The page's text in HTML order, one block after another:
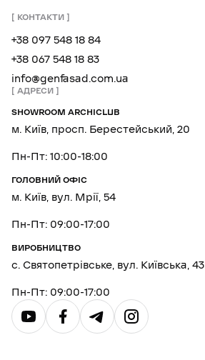
КОНТАКТИ
+38 097 548 18 84
+38 067 548 18 83
info@genfasad.com.ua
АДРЕСИ
SHOWROOM ARCHICLUB
м. Київ, просп. Берестейський, 20
Пн-Пт: 10:00-18:00
ГОЛОВНИЙ ОФІС
м. Київ, вул. Мрії, 54
Пн-Пт: 09:00-17:00
ВИРОБНИЦТВО
с. Святопетрівське, вул. Київська, 43
Пн-Пт: 09:00-17:00